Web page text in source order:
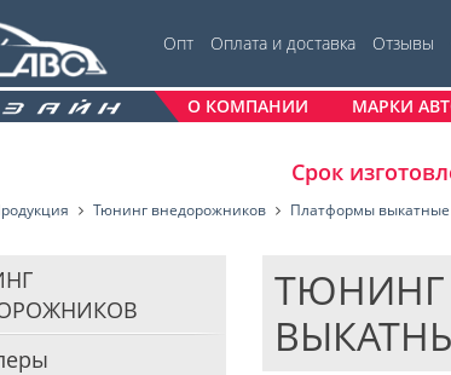
Опт Оплата и доставка Отзывы
О КОМПАНИИ МАРКИ
Срок
Тюнинг внедорожников Платформы выкатные
ТЮНИНГ